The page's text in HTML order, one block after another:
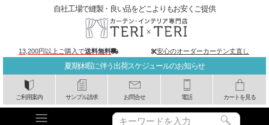
夏期休暇に伴う出荷スケジュールのお知らせ
ご利用案内 サンプル請求 お問合せ 電話 カートを見る
自社工場で縫製・良い品をどこよりもお安くご提供
13,200円以上ご購入で送料無料 安心のオーダーカーテン丈直し